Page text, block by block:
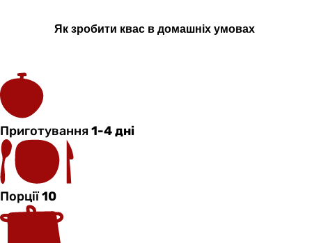
Як зробити квас в домашніх умовах
Приготування1-4 дні
Порції10